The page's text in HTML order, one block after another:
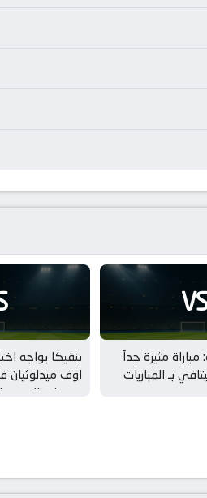
مباراة مثيرة جداً
بـ المباريات
بنفيكا يواجه
اوف ميدلوثيان
تصفيات الدوري